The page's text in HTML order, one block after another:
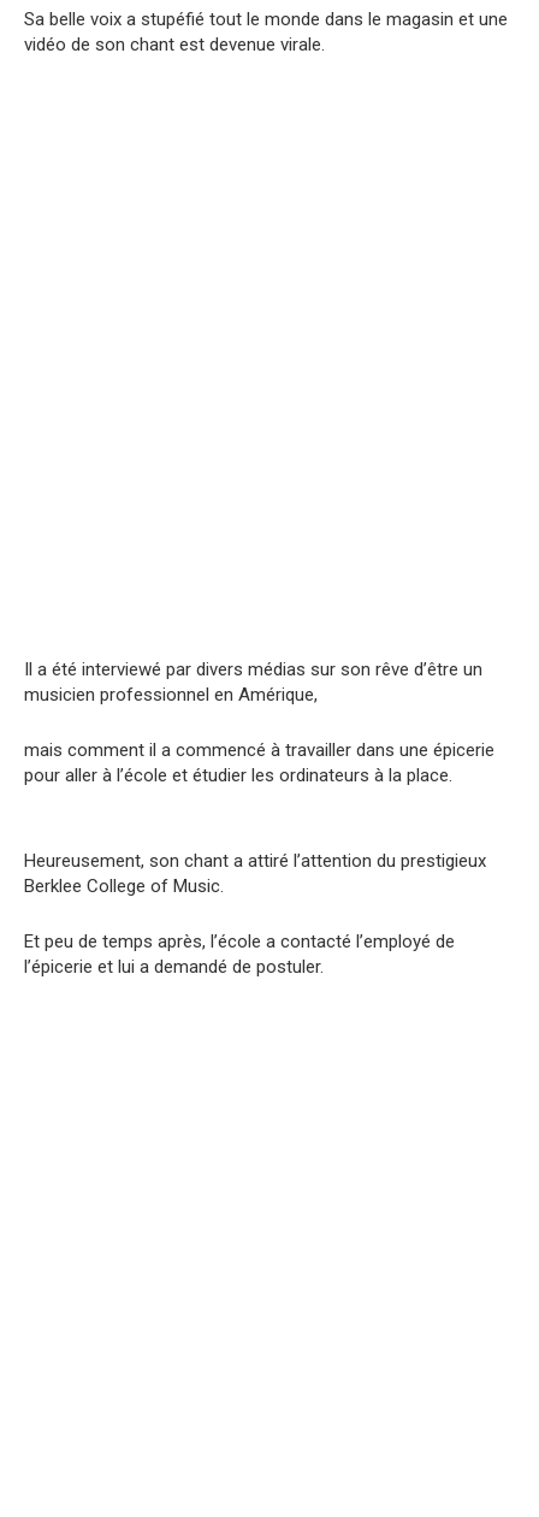
Sa belle voix a stupéfié tout le monde dans le magasin et une
vidéo de son chant est devenue virale.
Il a été interviewé par divers médias sur son rêve d’être un
musicien professionnel en Amérique,
mais comment il a commencé à travailler dans une épicerie
pour aller à l’école et étudier les ordinateurs à la place.
Heureusement, son chant a attiré l’attention du prestigieux
Berkleе Collеge of Music.
Et peu de temps après, l’école a contacté l’employé de
l’épicerie et lui a demandé de postuler.